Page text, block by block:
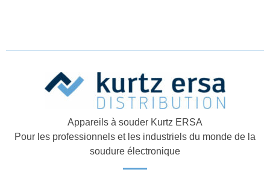
Appareils à souder Kurtz ERSA
Pour les professionnels et les industriels du monde de la
soudure électronique